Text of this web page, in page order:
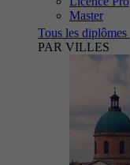
Master
Tous les diplômes
PAR VILLES